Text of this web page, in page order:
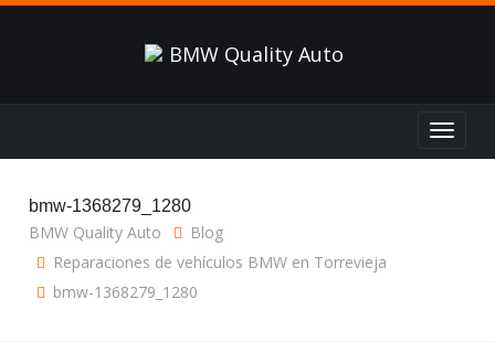
Toggle
bmw-1368279_1280
BMW Quality Auto
Blog
Reparaciones de vehículos BMW en Torrevieja
bmw-1368279_1280